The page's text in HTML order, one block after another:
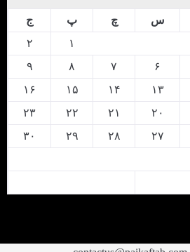
س چ پ ج
۱
۲
۶ ۷ ۸
۹
۱۳ ۱۴ ۱۵
۱۶
۲۰ ۲۱ ۲۲
۲۳
۲۷ ۲۸ ۲۹
۳۰